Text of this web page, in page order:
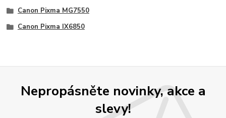
Canon Pixma MG7550
Canon Pixma IX6850
Nepropásněte novinky, akce a
slevy!